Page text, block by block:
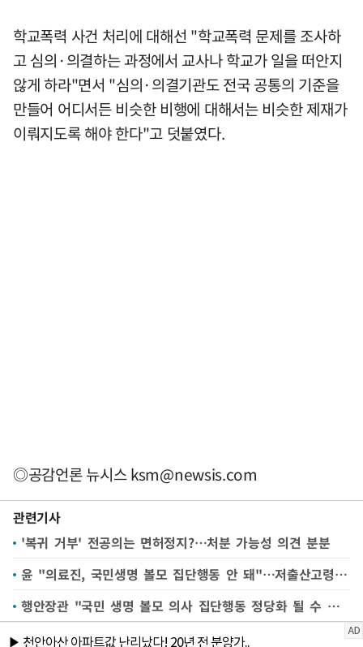
학교폭력 사건 처리에 대해선 "학교폭력 문제를 조사하
고 심의·의결하는 과정에서 교사나 학교가 일을 떠안지
않게 하라"면서 "심의·의결기관도 전국 공통의 기준을
만들어 어디서든 비슷한 비행에 대해서는 비슷한 제재가
이뤄지도록 해야 한다"고 덧붙였다.
◎공감언론 뉴시스ksm@newsis.com
관련기사
'복귀 거부' 전공의는 면허정지?…처분 가능성 의견 분분
윤 "의료진, 국민생명 볼모 집단행동 안 돼"…저출산고령위 부위원장 부총리급 격상(종합)
행안장관 "국민 생명 볼모 의사 집단행동 정당화 될 수 없어"